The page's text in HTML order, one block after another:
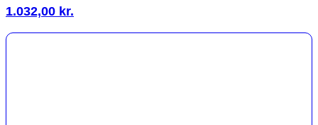
1.032,00 kr.